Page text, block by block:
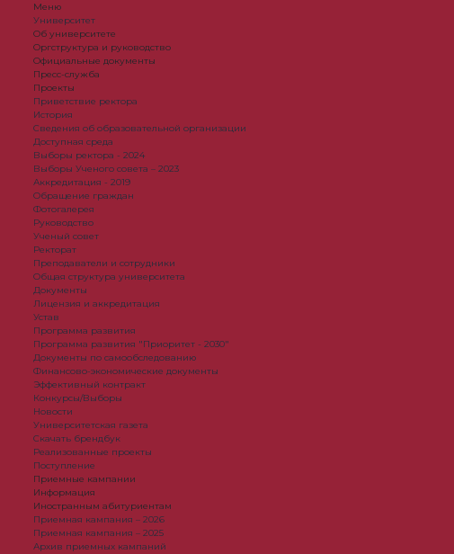
Меню
Университет
Об университете
Оргструктура и руководство
Официальные документы
Пресс-служба
Проекты
Приветствие ректора
История
Сведения об образовательной организации
Доступная среда
Выборы ректора - 2024
Выборы Ученого совета – 2023
Аккредитация - 2019
Обращение граждан
Фотогалерея
Руководство
Ученый совет
Ректорат
Преподаватели и сотрудники
Общая структура университета
Документы
Лицензия и аккредитация
Устав
Программа развития
Программа развития "Приоритет - 2030"
Документы по самообследованию
Финансово-экономические документы
Эффективный контракт
Конкурсы/Выборы
Новости
Университетская газета
Скачать брендбук
Реализованные проекты
Поступление
Приемные кампании
Информация
Иностранным абитуриентам
Приемная кампания – 2026
Приемная кампания – 2025
Архив приемных кампаний